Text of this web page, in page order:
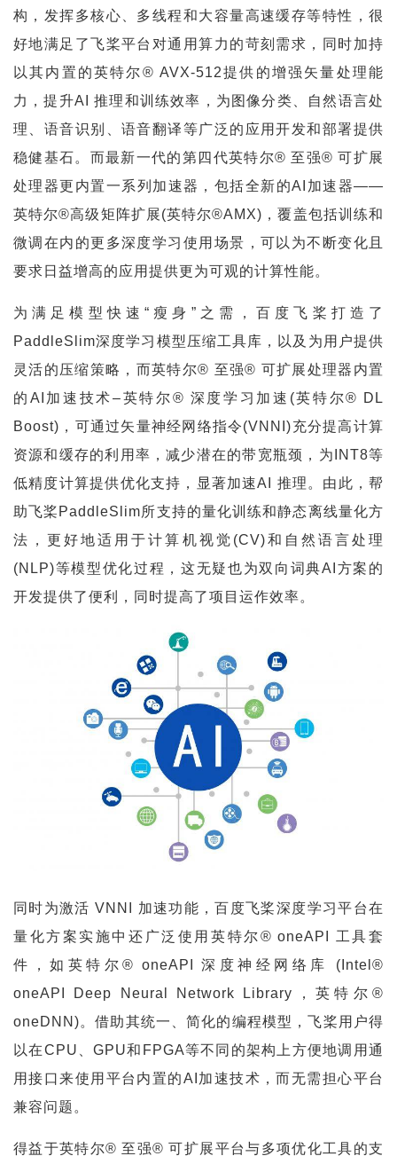
来
医
疗
能
驾
驶
慧
市
更
多
容
登录 注册
构，发挥多核心、多线程和大容量高速缓存等特性，很
好地满足了飞桨平台对通用算力的苛刻需求，同时加持
以其内置的英特尔® AVX-512提供的增强矢量处理能
力，提升AI 推理和训练效率，为图像分类、自然语言处
理、语音识别、语音翻译等广泛的应用开发和部署提供
稳健基石。而最新一代的第四代英特尔® 至强® 可扩展
处理器更内置一系列加速器，包括全新的AI加速器——
英特尔®高级矩阵扩展(英特尔®AMX)，覆盖包括训练和
微调在内的更多深度学习使用场景，可以为不断变化且
要求日益增高的应用提供更为可观的计算性能。
为满足模型快速“瘦身”之需，百度飞桨打造了
PaddleSlim深度学习模型压缩工具库，以及为用户提供
灵活的压缩策略，而英特尔® 至强® 可扩展处理器内置
的AI加速技术–英特尔® 深度学习加速(英特尔® DL
Boost)，可通过矢量神经网络指令(VNNI)充分提高计算
资源和缓存的利用率，减少潜在的带宽瓶颈，为INT8等
低精度计算提供优化支持，显著加速AI 推理。由此，帮
助飞桨PaddleSlim所支持的量化训练和静态离线量化方
法，更好地适用于计算机视觉(CV)和自然语言处理
(NLP)等模型优化过程，这无疑也为双向词典AI方案的
开发提供了便利，同时提高了项目运作效率。
同时为激活 VNNI 加速功能，百度飞桨深度学习平台在
量化方案实施中还广泛使用英特尔® oneAPI 工具套
件，如英特尔® oneAPI 深度神经网络库 (Intel®
oneAPI Deep Neural Network Library，英特尔®
oneDNN)。借助其统一、简化的编程模型，飞桨用户得
以在CPU、GPU和FPGA等不同的架构上方便地调用通
用接口来使用平台内置的AI加速技术，而无需担心平台
兼容问题。
得益于英特尔® 至强® 可扩展平台与多项优化工具的支